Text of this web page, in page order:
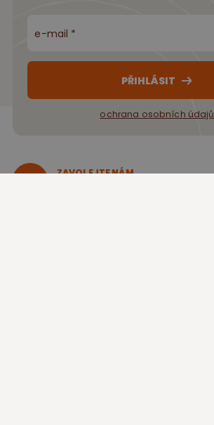
e-mail *
PŘIHLÁSIT
ochrana osobních údajů
ZAVOLEJTE NÁM